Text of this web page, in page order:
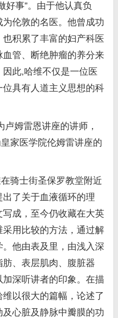
好事”。由于他认真负
伦敦的名医。他曾成功
积累了丰富的妇产科医
管、断绝肿瘤的养分来
此,哈维不仅是一位医
具有人道主义思想的科
姆雷恩讲座的讲师，
家医学院伦姆雷讲座的
士街圣保罗教堂附近
了关于血液循环的理
成，至今仍收藏在大英
用比较的方法，通过解
他由表及里，由浅入深
、表层肌肉、腹脏器
深听讲者的印象。在描
以很大的篇幅，论述了
心脏及静脉中瓣膜的功